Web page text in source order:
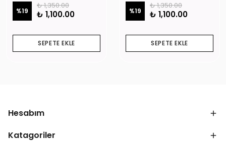
%19
₺ 1,350.00
₺ 1,100.00
SEPETE EKLE
%19
₺ 1,350.00
₺ 1,100.00
SEPETE EKLE
Hesabım
Katagoriler